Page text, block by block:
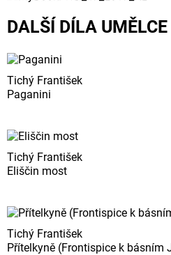
DALŠÍ DÍLA UMĚLCE
Tichý František
Paganini
Tichý František
Eliščin most
Tichý František
Přítelkyně (Frontispice k básním